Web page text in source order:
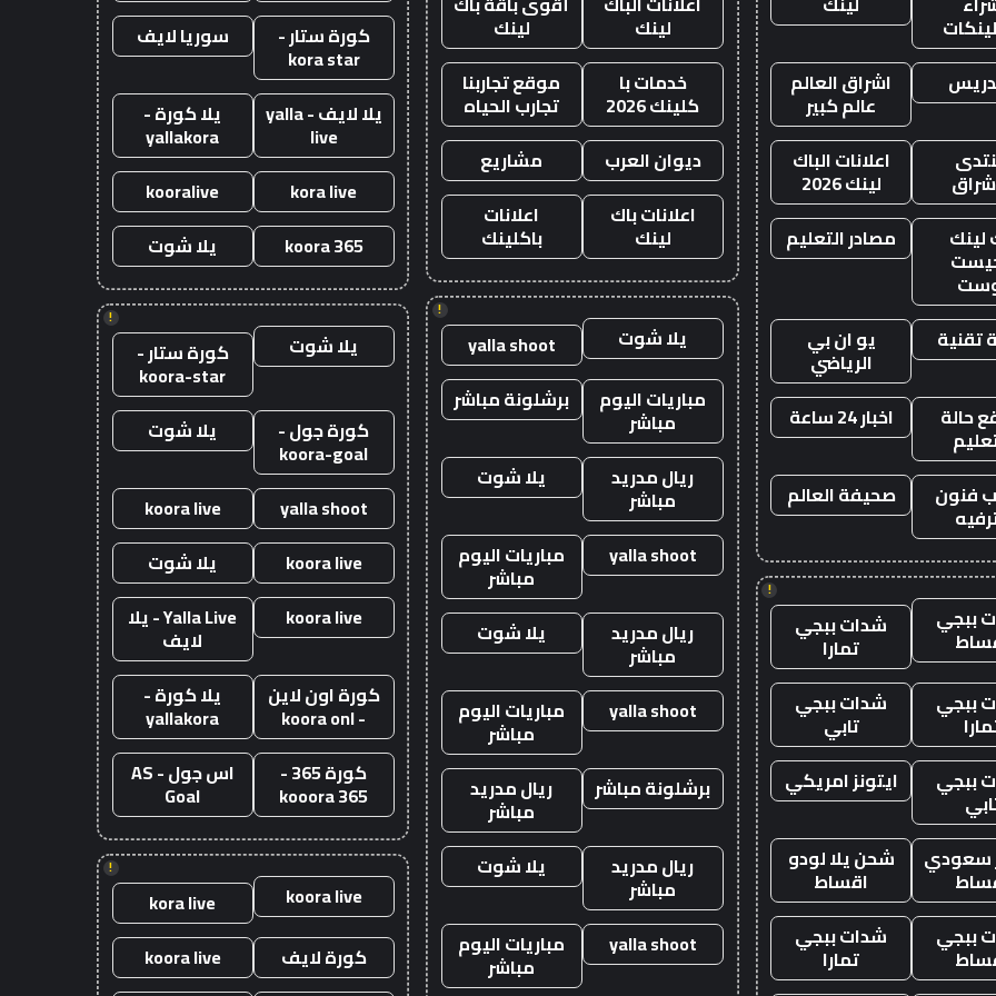
اشراق العالم
عالم كبير
اعلانات الباك
لينك 2026
لينك
مصادر التعليم
تقنية يو ان بي
الرياضي
حالة
اخبار 24 ساعة
فنون صحيفة العالم
!
ببجي شدات ببجي
تمارا
ببجي
شدات ببجي
تابي
ببجي
ايتونز امريكي
سعودي شحن يلا لودو
اقساط
ببجي
شدات ببجي
تمارا
لينك
لينك
خدمات با
كلينك 2026
موقع تجاربنا
تجارب الحياه
ديوان العرب
مشاريع
اعلانات باك
لينك
اعلانات
باكلينك
!
يلا شوت
yalla shoot
مباريات اليوم
مباشر
برشلونة مباشر
ريال مدريد
مباشر
يلا شوت
yalla shoot مباريات اليوم
مباشر
ريال مدريد
مباشر
يلا شوت
yalla shoot مباريات اليوم
مباشر
برشلونة مباشر
ريال مدريد
مباشر
ريال مدريد
مباشر
يلا شوت
yalla shoot مباريات اليوم
مباشر
كورة ستار -
kora star
سوريا لايف
يلا لايف - yalla
live
يلا كورة -
yallakora
kora live
kooralive
koora 365
يلا شوت
!
يلا شوت كورة ستار -
koora-star
كورة جول -
koora-goal
يلا شوت
yalla shoot
koora live
koora live
يلا شوت
koora live
Yalla Live - يلا
لايف
كورة اون لاين
- koora onl
يلا كورة -
yallakora
كورة 365 -
kooora 365
اس جول - AS
Goal
!
koora live
kora live
كورة لايف
koora live